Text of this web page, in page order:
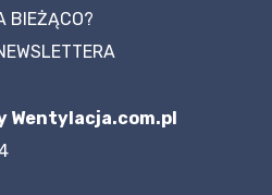
BIEŻĄCO?
Wentylacja.com.pl